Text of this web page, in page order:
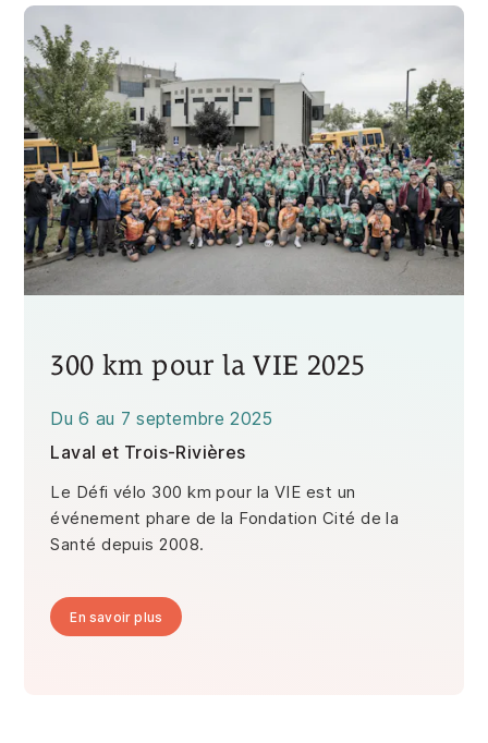
300 km pour la VIE 2025
Du6 au 7 septembre 2025
Laval et Trois-Rivières
Le Défi vélo 300 km pour la VIE est un
événement phare de la Fondation Cité de la
Santé depuis 2008.
En savoir plus